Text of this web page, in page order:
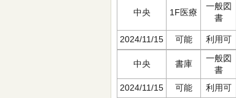
中央 1F医療
一般図
書
2024/11/15 可能 利用可
中央 書庫
一般図
書
2024/11/15 可能 利用可